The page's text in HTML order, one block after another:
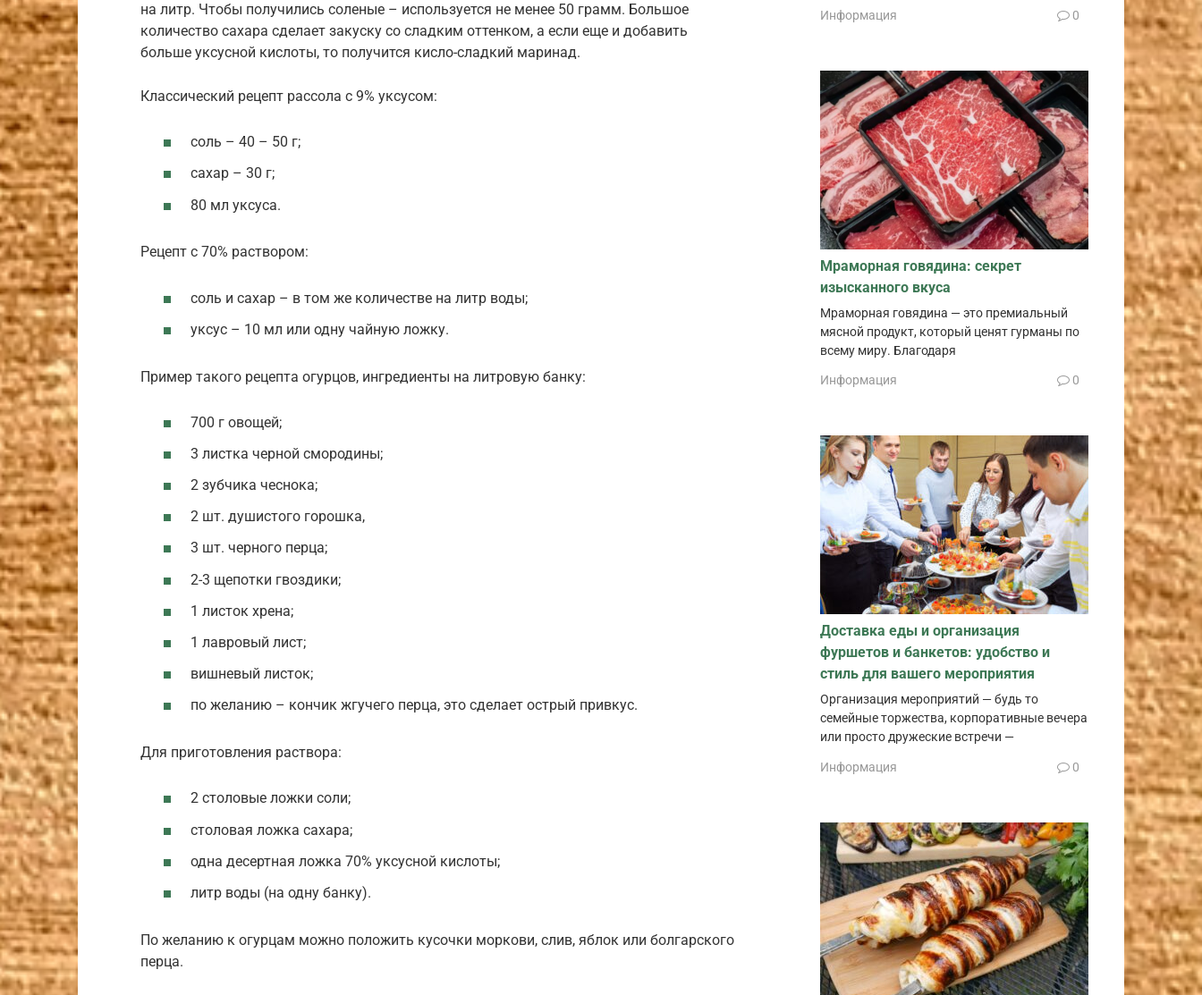
на литр. Чтобы получились соленые – используется не менее 50 грамм. Большое
количество сахара сделает закуску со сладким оттенком, а если еще и добавить
больше уксусной кислоты, то получится кисло-сладкий маринад.
Классический рецепт рассола с 9% уксусом:
соль – 40 – 50 г;
сахар – 30 г;
80 мл уксуса.
Рецепт с 70% раствором:
соль и сахар – в том же количестве на литр воды;
уксус – 10 мл или одну чайную ложку.
Пример такого рецепта огурцов, ингредиенты на литровую банку:
700 г овощей;
3 листка черной смородины;
2 зубчика чеснока;
2 шт. душистого горошка,
3 шт. черного перца;
2-3 щепотки гвоздики;
1 листок хрена;
1 лавровый лист;
вишневый листок;
по желанию – кончик жгучего перца, это сделает острый привкус.
Для приготовления раствора:
2 столовые ложки соли;
столовая ложка сахара;
одна десертная ложка 70% уксусной кислоты;
литр воды (на одну банку).
По желанию к огурцам можно положить кусочки моркови, слив, яблок или болгарского
перца.
Информация 0
Мраморная говядина: секрет
изысканного вкуса
Мраморная говядина — это премиальный
мясной продукт, который ценят гурманы по
всему миру. Благодаря
Информация 0
Доставка еды и организация
фуршетов и банкетов: удобство и
стиль для вашего мероприятия
Организация мероприятий — будь то
семейные торжества, корпоративные вечера
или просто дружеские встречи —
Информация 0